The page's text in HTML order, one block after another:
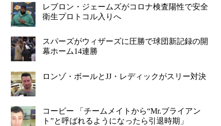
レブロン・ジェームズがコロナ検査陽性で安全
衛生プロトコル入りへ
スパーズがウィザーズに圧勝で球団新記録の開
幕ホーム14連勝
ロンゾ・ボールとJJ・レディックがスリー対決
コービー 「チームメイトから“Mr.ブライアン
ト”と呼ばれるようになったら引退時期」